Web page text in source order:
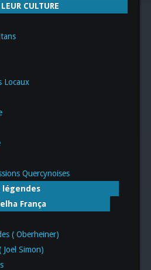
CULTURE
Locaux
Quercynoises
légendes
França
( Oberheiner)
Joel Simon)